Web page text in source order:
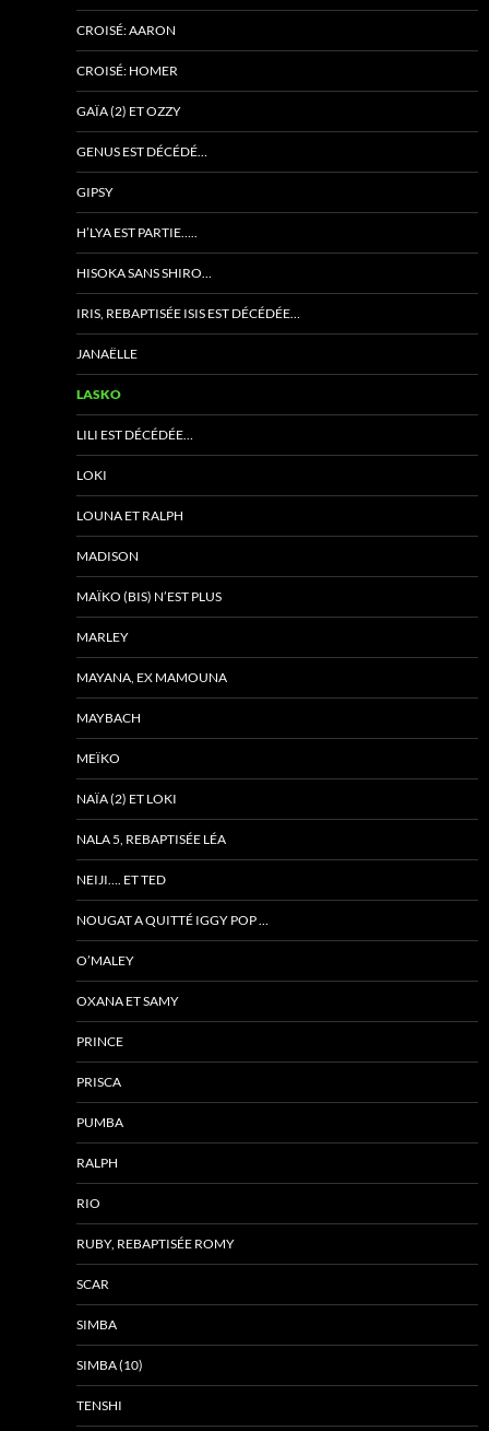
CROISÉ: AARON
CROISÉ: HOMER
GAÏA (2) ET OZZY
GENUS EST DÉCÉDÉ…
GIPSY
H’LYA EST PARTIE…..
HISOKA SANS SHIRO…
IRIS, REBAPTISÉE ISIS EST DÉCÉDÉE…
JANAËLLE
LASKO
LILI EST DÉCÉDÉE…
LOKI
LOUNA ET RALPH
MADISON
MAÏKO (BIS) N’EST PLUS
MARLEY
MAYANA, EX MAMOUNA
MAYBACH
MEÏKO
NAÏA (2) ET LOKI
NALA 5, REBAPTISÉE LÉA
NEIJI…. ET TED
NOUGAT A QUITTÉ IGGY POP …
O’MALEY
OXANA ET SAMY
PRINCE
PRISCA
PUMBA
RALPH
RIO
RUBY, REBAPTISÉE ROMY
SCAR
SIMBA
SIMBA (10)
TENSHI